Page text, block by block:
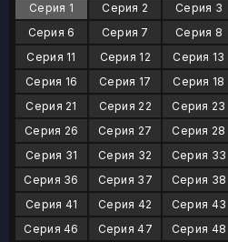
Серия 1 Серия 2 Серия 3
Серия 6
Серия 7 Серия 8
Серия 11
Серия 12 Серия 13
Серия 16
Серия 17 Серия 18
Серия 21
Серия 22 Серия 23
Серия 26
Серия 27 Серия 28
Серия 31
Серия 32 Серия 33
Серия 36
Серия 37 Серия 38
Серия 41
Серия 42 Серия 43
Серия 46
Серия 47 Серия 48